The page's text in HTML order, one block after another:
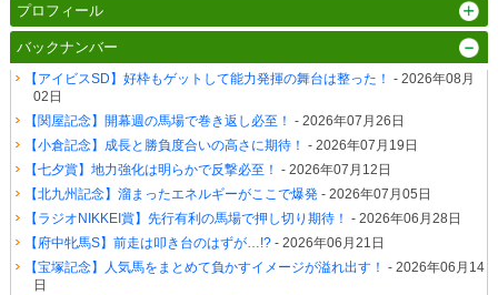
プロフィール
バックナンバー
【アイビスSD】好枠もゲットして能力発揮の舞台は整った！ - 2026年08月
02日
【関屋記念】開幕週の馬場で巻き返し必至！ - 2026年07月26日
【小倉記念】成長と勝負度合いの高さに期待！ - 2026年07月19日
【七夕賞】地力強化は明らかで反撃必至！ - 2026年07月12日
【北九州記念】溜まったエネルギーがここで爆発- 2026年07月05日
【ラジオNIKKEI賞】先行有利の馬場で押し切り期待！ - 2026年06月28日
【府中牝馬S】前走は叩き台のはずが…!?- 2026年06月21日
【宝塚記念】人気馬をまとめて負かすイメージが溢れ出す！ - 2026年06月14
日